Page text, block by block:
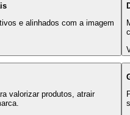
e alinhados com a imagem
valorizar produtos, atrair